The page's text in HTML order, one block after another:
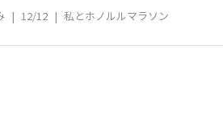
| 12/12 | 私とホノルルマラソン